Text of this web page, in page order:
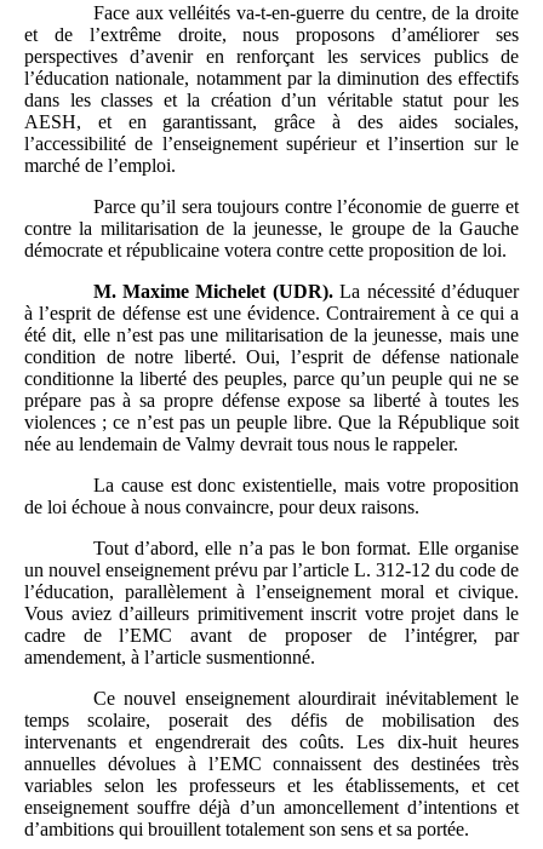
Face aux velléités va-t-en-guerre du centre, de la droite
et de l’extrême droite, nous proposons d’améliorer ses
perspectives d’avenir en renforçant les services publics de
l’éducation nationale, notamment par la diminution des effectifs
dans les classes et la création d’un véritable statut pour les
AESH, et en garantissant, grâce à des aides sociales,
l’accessibilité de l’enseignement supérieur et l’insertion sur le
marché de l’emploi.
Parce qu’il sera toujours contre l’économie de guerre et
contre la militarisation de la jeunesse, le groupe de la Gauche
démocrate et républicaine votera contre cette proposition de loi.
M. Maxime Michelet (UDR).La nécessité d’éduquer
à l’esprit de défense est une évidence. Contrairement à ce qui a
été dit, elle n’est pas une militarisation de la jeunesse, mais une
condition de notre liberté. Oui, l’esprit de défense nationale
conditionne la liberté des peuples, parce qu’un peuple qui ne se
prépare pas à sa propre défense expose sa liberté à toutes les
violences ; ce n’est pas un peuple libre. Que la République soit
née au lendemain de Valmy devrait tous nous le rappeler.
La cause est donc existentielle, mais votre proposition
de loi échoue à nous convaincre, pour deux raisons.
Tout d’abord, elle n’a pas le bon format. Elle organise
un nouvel enseignement prévu par l’article L. 312-12 du code de
l’éducation, parallèlement à l’enseignement moral et civique.
Vous aviez d’ailleurs primitivement inscrit votre projet dans le
cadre de l’EMC avant de proposer de l’intégrer, par
amendement, à l’article susmentionné.
Ce nouvel enseignement alourdirait inévitablement le
temps scolaire, poserait des défis de mobilisation des
intervenants et engendrerait des coûts. Les dix-huit heures
annuelles dévolues à l’EMC connaissent des destinées très
variables selon les professeurs et les établissements, et cet
enseignement souffre déjà d’un amoncellement d’intentions et
d’ambitions qui brouillent totalement son sens et sa portée.